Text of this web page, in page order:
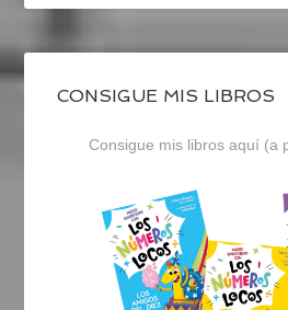
CONSIGUE MIS LIBROS
Consigue mis libros aquí (a